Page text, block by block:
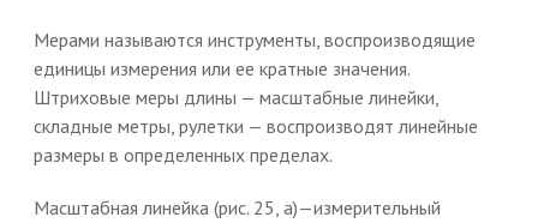
Мерами называются инструменты, воспроизводящие
единицы измерения или ее кратные значения.
Штриховые меры длины — масштабные линейки,
складные метры, рулетки — воспроизводят линейные
размеры в определенных пределах.
Масштабная линейка (рис. 25, а)—измерительный